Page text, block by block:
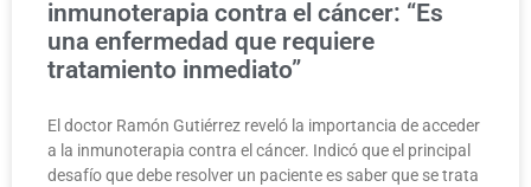
inmunoterapia contra el cáncer: “Es
una enfermedad que requiere
tratamiento inmediato”
El doctor Ramón Gutiérrez reveló la importancia de acceder
a la inmunoterapia contra el cáncer. Indicó que el principal
desafío que debe resolver un paciente es saber que se trata